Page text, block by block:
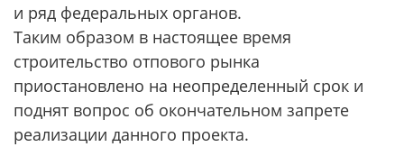
и ряд федеральных органов.
Таким образом в настоящее время
строительство отпового рынка
приостановлено на неопределенный срок и
поднят вопрос об окончательном запрете
реализации данного проекта.